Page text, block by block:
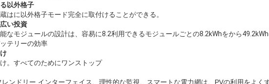
以外格子
はに以外格子モード完全に取付けることができる。
い投資
なモジュールの設計は、 容易に8.2利用できるモジュールごとの8.2kWhをから
テリーの効率
。すべてのためにワンストップ
レンドリー インターフェイス、理性的な監視、スマートな電力網は
PVの利用をよく